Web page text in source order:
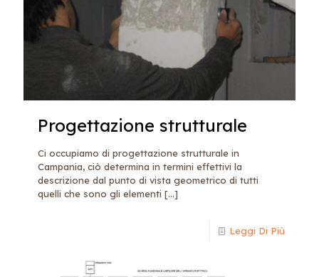
Progettazione strutturale
Ci occupiamo di progettazione strutturale in
Campania, ciò determina in termini effettivi la
descrizione dal punto di vista geometrico di tutti
quelli che sono gli elementi […]
Leggi Di Più